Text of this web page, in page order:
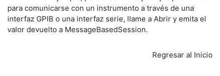
para comunicarse con un instrumento a través de una
interfaz GPIB o una interfaz serie, llame a Abrir y emita el
valor devuelto a MessageBasedSession.
Regresar al Inicio